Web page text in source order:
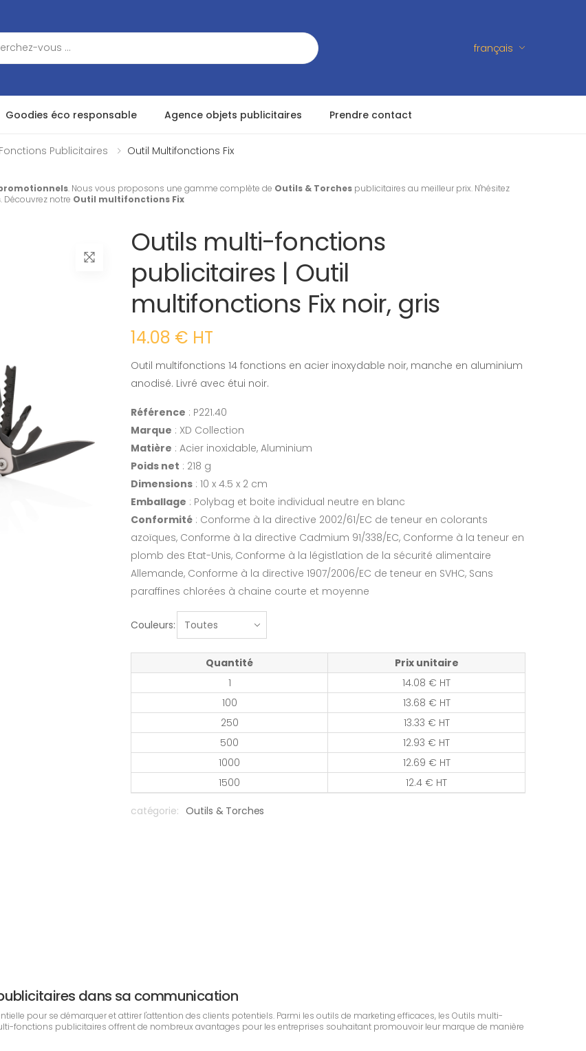
français
Goodies éco responsable Agence objets publicitaires Prendre contact
Publicitaires Outil Multifonctions Fix
. Nous vous proposons une gamme complète de Outils & Torches publicitaires au meilleur prix. N'hésitez
. Découvrez notre Outil multifonctions Fix
Outils multi-fonctions
publicitaires | Outil
multifonctions Fix noir, gris
14.08 € HT
Outil multifonctions 14 fonctions en acier inoxydable noir, manche en aluminium
anodisé. Livré avec étui noir.
Référence : P221.40
Marque : XD Collection
Matière : Acier inoxidable, Aluminium
Poids net : 218 g
Dimensions : 10 x 4.5 x 2 cm
Emballage : Polybag et boite individual neutre en blanc
Conformité : Conforme à la directive 2002/61/EC de teneur en colorants
azoïques, Conforme à la directive Cadmium 91/338/EC, Conforme à la teneur en
plomb des Etat-Unis, Conforme à la légistlation de la sécurité alimentaire
Allemande, Conforme à la directive 1907/2006/EC de teneur en SVHC, Sans
paraffines chlorées à chaine courte et moyenne
Couleurs:
Quantité
Prix unitaire
1
14.08 € HT
100
13.68 € HT
250
13.33 € HT
500
12.93 € HT
1000
12.69 € HT
1500
12.4 € HT
catégorie: Outils & Torches
dans sa communication
pour se démarquer et attirer l'attention des clients potentiels. Parmi les outils de marketing efficaces, les Outils multi-
fonctions publicitaires offrent de nombreux avantages pour les entreprises souhaitant promouvoir leur marque de manière